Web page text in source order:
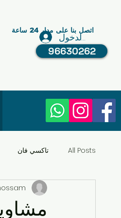
اتصل بنا على مدار 24 ساعة
96630262
تسجيل الدخول
All Posts تاكسي فان
النقل في الكويت